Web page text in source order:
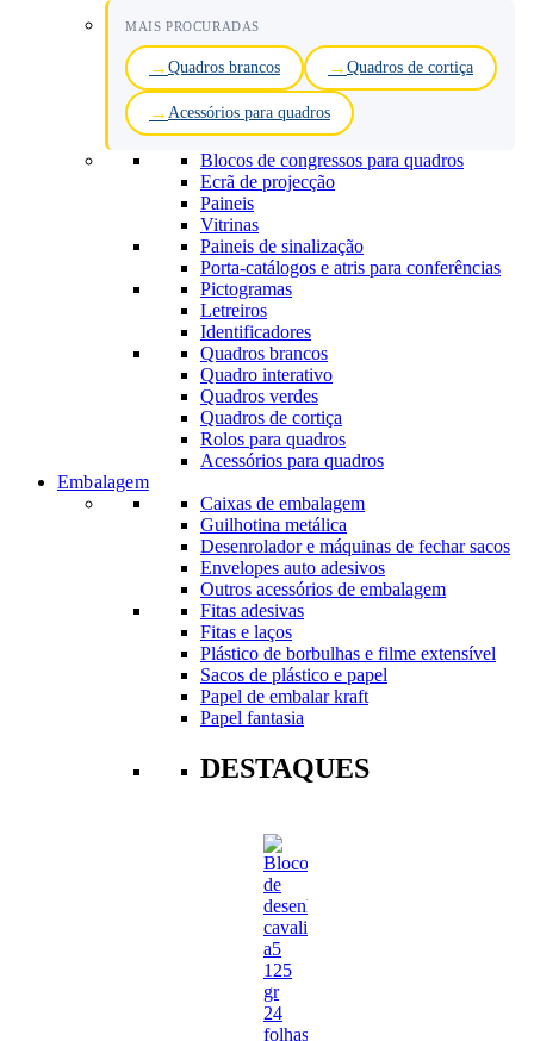
MAIS PROCURADAS
Quadros brancos Quadros de cortiça
Acessórios para quadros
Blocos de congressos para quadros
Ecrã de projecção
Paineis
Vitrinas
Paineis de sinalização
Porta-catálogos e atris para conferências
Pictogramas
Letreiros
Identificadores
Quadros brancos
Quadro interativo
Quadros verdes
Quadros de cortiça
Rolos para quadros
Acessórios para quadros
Embalagem
Caixas de embalagem
Guilhotina metálica
Desenrolador e máquinas de fechar sacos
Envelopes auto adesivos
Outros acessórios de embalagem
Fitas adesivas
Fitas e laços
Plástico de borbulhas e filme extensível
Sacos de plástico e papel
Papel de embalar kraft
Papel fantasia
DESTAQUES